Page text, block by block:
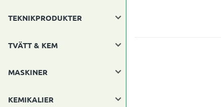
TEKNIKPRODUKTER
TVÄTT & KEM
MASKINER
KEMIKALIER